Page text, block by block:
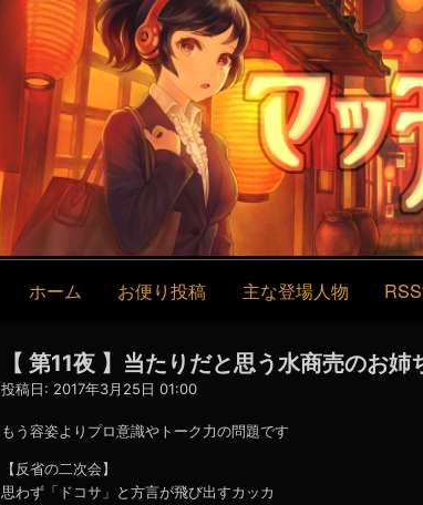
コ
ン
テ
ン
ツ
へ
ス
キ
ッ
プ
ナ
ビ
ゲ
ー
シ
ョ
ホーム お便り投稿 主な登場人物
【 第11夜 】当たりだと思う水商売のお姉
投稿日: 2017年3月25日 01:00
もう容姿よりプロ意識やトーク力の問題です
【反省の二次会】
思わず「ドコサ」と方言が飛び出すカッカ